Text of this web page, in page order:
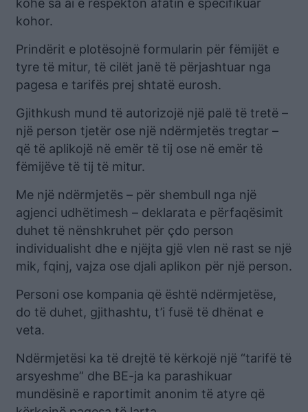
kohë sa ai e respekton afatin e specifikuar
kohor.
Prindërit e plotësojnë formularin për fëmijët e
tyre të mitur, të cilët janë të përjashtuar nga
pagesa e tarifës prej shtatë eurosh.
Gjithkush mund të autorizojë një palë të tretë –
një person tjetër ose një ndërmjetës tregtar –
që të aplikojë në emër të tij ose në emër të
fëmijëve të tij të mitur.
Me një ndërmjetës – për shembull nga një
agjenci udhëtimesh – deklarata e përfaqësimit
duhet të nënshkruhet për çdo person
individualisht dhe e njëjta gjë vlen në rast se një
mik, fqinj, vajza ose djali aplikon për një person.
Personi ose kompania që është ndërmjetëse,
do të duhet, gjithashtu, t’i fusë të dhënat e
veta.
Ndërmjetësi ka të drejtë të kërkojë një “tarifë të
arsyeshme” dhe BE-ja ka parashikuar
mundësinë e raportimit anonim të atyre që